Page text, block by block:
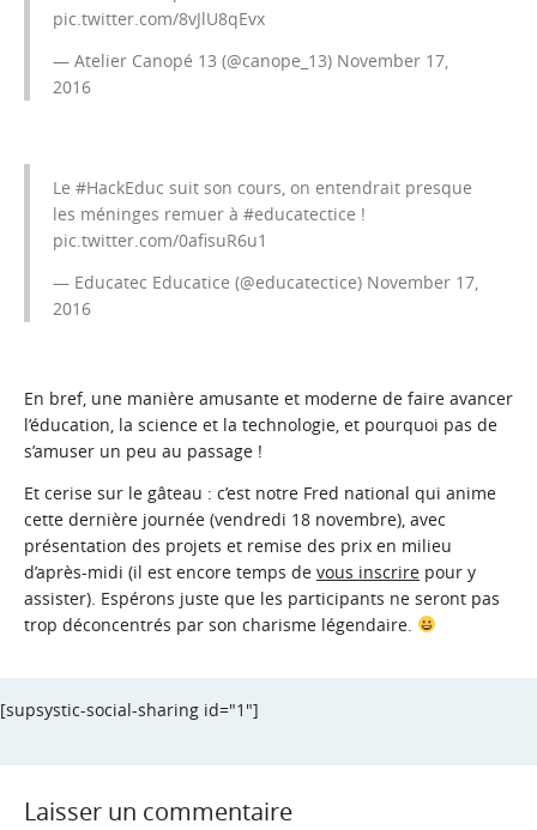
pic.twitter.com/8vJlU8qEvx
— Atelier Canopé 13 (@canope_13) November 17,
2016
Le #HackEduc suit son cours, on entendrait presque
les méninges remuer à #educatectice !
pic.twitter.com/0afisuR6u1
— Educatec Educatice (@educatectice) November 17,
2016
En bref, une manière amusante et moderne de faire avancer
l’éducation, la science et la technologie, et pourquoi pas de
s’amuser un peu au passage !
Et cerise sur le gâteau : c’est notre Fred national qui anime
cette dernière journée (vendredi 18 novembre), avec
présentation des projets et remise des prix en milieu
d’après-midi (il est encore temps de vous inscrire pour y
assister). Espérons juste que les participants ne seront pas
trop déconcentrés par son charisme légendaire.
[supsystic-social-sharing id="1"]
Laisser un commentaire